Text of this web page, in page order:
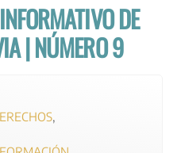
DE
| NÚMERO 9